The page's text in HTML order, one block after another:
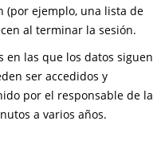
(por ejemplo, una lista de
al terminar la sesión.
en las que los datos siguen
ser accedidos y
por el responsable de la
a varios años.